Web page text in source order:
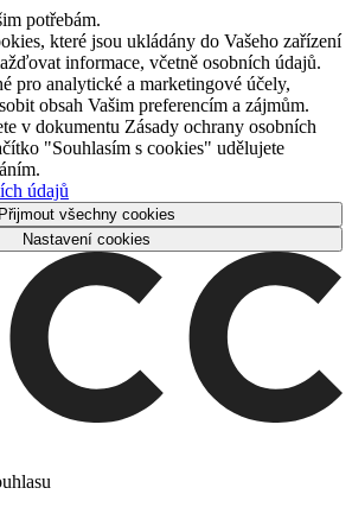
potřebám.
které jsou ukládány do Vašeho zařízení
informace, včetně osobních údajů.
pro analytické a marketingové účely,
obsah Vašim preferencím a zájmům.
v dokumentu Zásady ochrany osobních
"Souhlasím s cookies" udělujete
údajů
Přijmout všechny cookies
Nastavení cookies